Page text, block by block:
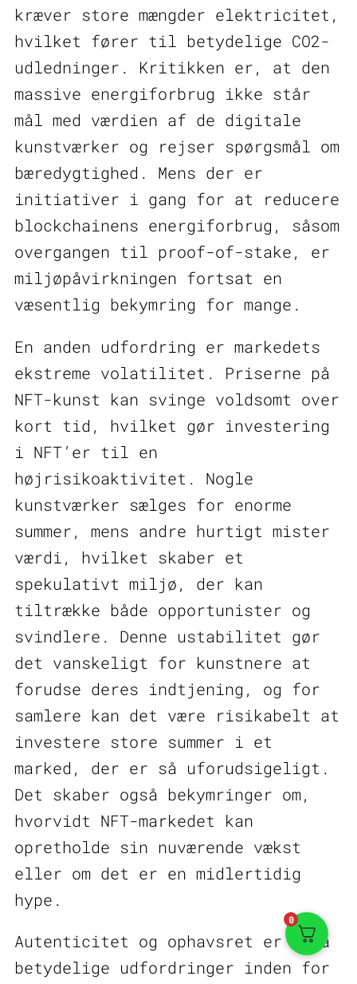
kræver store mængder elektricitet,
hvilket fører til betydelige CO2-
udledninger. Kritikken er, at den
massive energiforbrug ikke står
mål med værdien af de digitale
kunstværker og rejser spørgsmål om
bæredygtighed. Mens der er
initiativer i gang for at reducere
blockchainens energiforbrug, såsom
overgangen til proof-of-stake, er
miljøpåvirkningen fortsat en
væsentlig bekymring for mange.
En anden udfordring er markedets
ekstreme volatilitet. Priserne på
NFT-kunst kan svinge voldsomt over
kort tid, hvilket gør investering
i NFT’er til en
højrisikoaktivitet. Nogle
kunstværker sælges for enorme
summer, mens andre hurtigt mister
værdi, hvilket skaber et
spekulativt miljø, der kan
tiltrække både opportunister og
svindlere. Denne ustabilitet gør
det vanskeligt for kunstnere at
forudse deres indtjening, og for
samlere kan det være risikabelt at
investere store summer i et
marked, der er så uforudsigeligt.
Det skaber også bekymringer om,
hvorvidt NFT-markedet kan
opretholde sin nuværende vækst
eller om det er en midlertidig
hype.
Autenticitet og ophavsret er også
betydelige udfordringer inden for
0